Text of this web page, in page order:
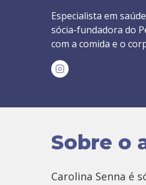
Especialista em
sócia-fundadora do
com a comida e o
Sobre o
Carolina Senna é